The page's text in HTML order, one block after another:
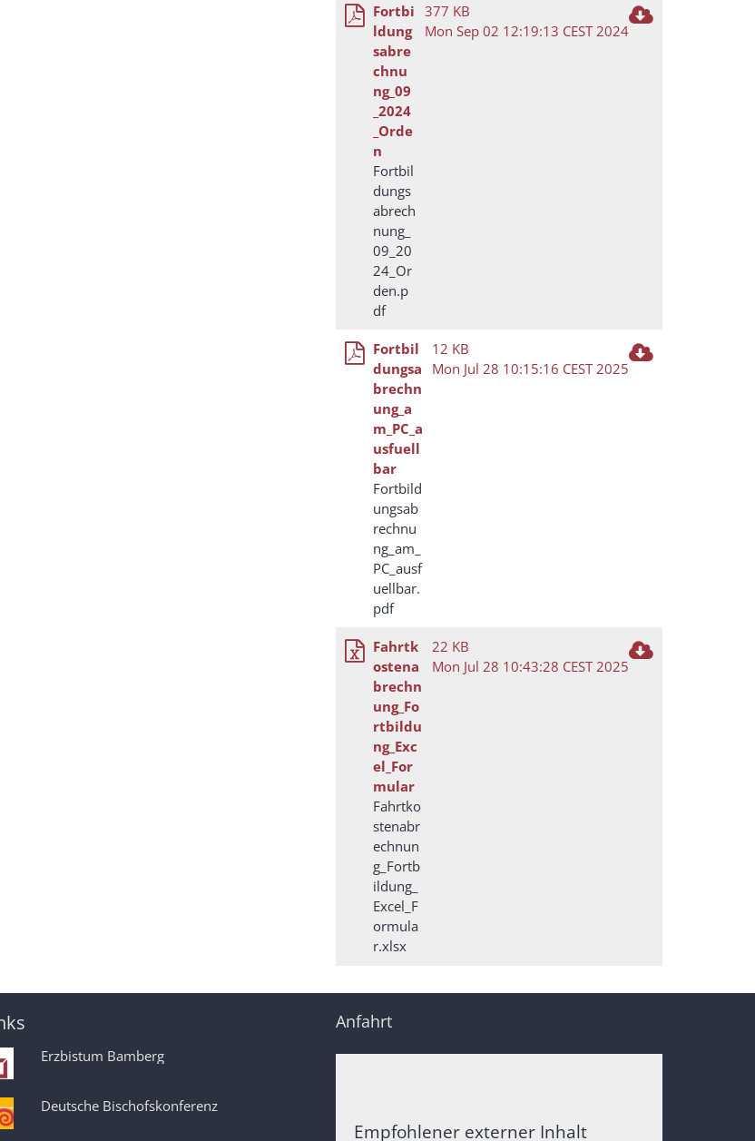
Fortbi
ldung
sabre
chnu
ng_09
_2024
_Orde
n
Fortbil
dungs
abrech
nung_
09_20
24_Or
den.p
df
377 KB
Mon Sep 02 12:19:13 CEST 2024
Fortbil
dungsa
brechn
ung_a
m_PC_a
usfuell
bar
Fortbild
ungsab
rechnu
ng_am_
PC_ausf
uellbar.
pdf
12 KB
Mon Jul 28 10:15:16 CEST 2025
Fahrtk
ostena
brechn
ung_Fo
rtbildu
ng_Exc
el_For
mular
Fahrtko
stenabr
echnun
g_Fortb
ildung_
Excel_F
ormula
r.xlsx
22 KB
Mon Jul 28 10:43:28 CEST 2025
Erzbistum Bamberg
Deutsche Bischofskonferenz
Anfahrt
Empfohlener externer Inhalt